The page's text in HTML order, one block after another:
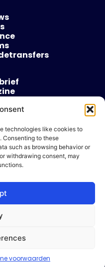
technologies like cookies to
Consenting to these
such as browsing behavior or
withdrawing consent, may
voorwaarden
door